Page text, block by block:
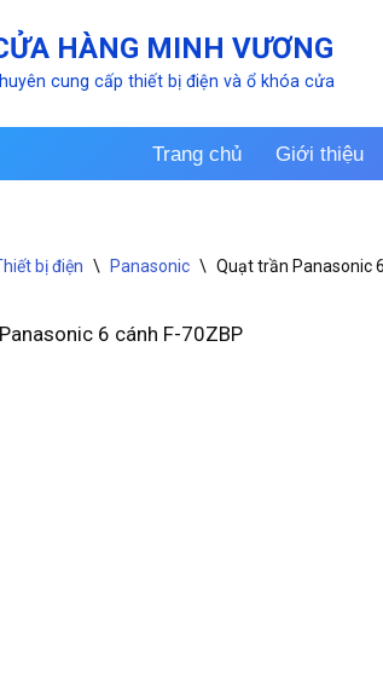
HÀNG MINH VƯƠNG
cung cấp thiết bị điện và ổ khóa cửa
Trang chủ Giới thiệu
bị điện \ Panasonic \ Quạt trần Panasonic